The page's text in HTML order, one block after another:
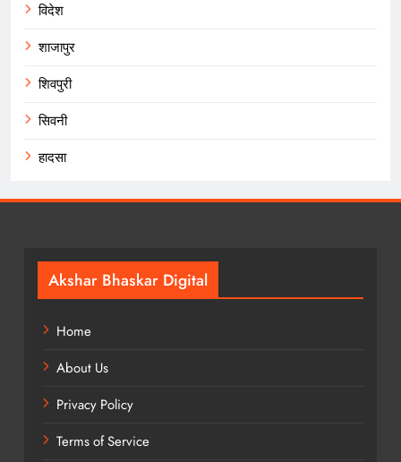
विदेश
शाजापुर
शिवपुरी
सिवनी
हादसा
Akshar Bhaskar Digital
Home
About Us
Privacy Policy
Terms of Service